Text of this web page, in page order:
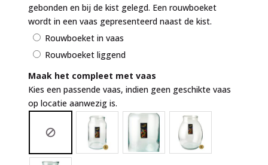
gebonden en bij de kist gelegd. Een rouwboeket
wordt in een vaas gepresenteerd naast de kist.
Rouwboeket in vaas
Rouwboeket liggend
Maak het compleet met vaas
Kies een passende vaas, indien geen geschikte vaas
op locatie aanwezig is.